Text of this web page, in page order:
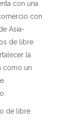
con una
con
Asia-
de libre
la
como un
de libre